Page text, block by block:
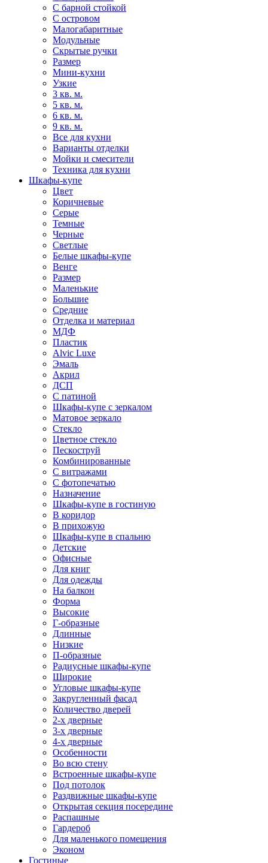
С барной стойкой
С островом
Малогабаритные
Модульные
Скрытые ручки
Размер
Мини-кухни
Узкие
3 кв. м.
5 кв. м.
6 кв. м.
9 кв. м.
Все для кухни
Варианты отделки
Мойки и смесители
Техника для кухни
Шкафы-купе
Цвет
Коричневые
Серые
Темные
Черные
Светлые
Белые шкафы-купе
Венге
Размер
Маленькие
Большие
Средние
Отделка и материал
МДФ
Пластик
Alvic Luxe
Эмаль
Акрил
ДСП
С патиной
Шкафы-купе с зеркалом
Матовое зеркало
Стекло
Цветное стекло
Пескоструй
Комбинированные
С витражами
С фотопечатью
Назначение
Шкафы-купе в гостиную
В коридор
В прихожую
Шкафы-купе в спальню
Детские
Офисные
Для книг
Для одежды
На балкон
Форма
Высокие
Г-образные
Длинные
Низкие
П-образные
Радиусные шкафы-купе
Широкие
Угловые шкафы-купе
Закругленный фасад
Количество дверей
2-х дверные
3-х дверные
4-х дверные
Особенности
Во всю стену
Встроенные шкафы-купе
Под потолок
Раздвижные шкафы-купе
Открытая секция посередине
Распашные
Гардероб
Для маленького помещения
Эконом
Гостиные